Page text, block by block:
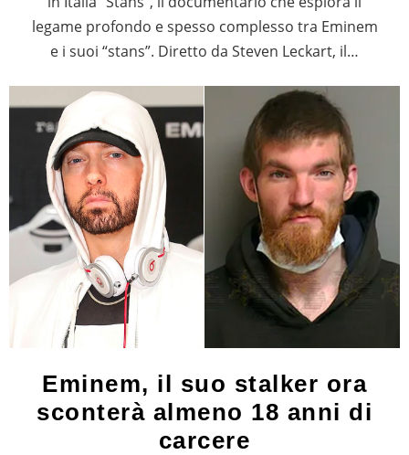
legame profondo e spesso complesso tra Eminem
e i suoi “stans”. Diretto da Steven Leckart, il…
Eminem, il suo stalker ora
sconterà almeno 18 anni di
carcere